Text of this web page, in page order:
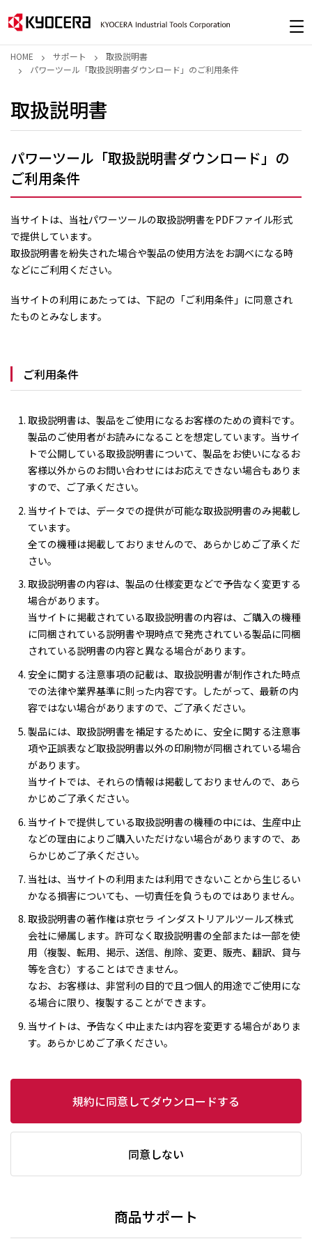
HOME サポート
取扱説明書
パワーツール「取扱説明書ダウンロード」のご利用条件
取扱説明書
パワーツール「取扱説明書ダウンロード」の
ご利用条件
当サイトは、当社パワーツールの取扱説明書をPDFファイル形式
で提供しています。
取扱説明書を紛失された場合や製品の使用方法をお調べになる時
などにご利用ください。
当サイトの利用にあたっては、下記の「ご利用条件」に同意され
たものとみなします。
ご利用条件
取扱説明書は、製品をご使用になるお客様のための資料です。
製品のご使用者がお読みになることを想定しています。当サイ
トで公開している取扱説明書について、製品をお使いになるお
客様以外からのお問い合わせにはお応えできない場合もありま
すので、ご了承ください。
当サイトでは、データでの提供が可能な取扱説明書のみ掲載し
ています。
全ての機種は掲載しておりませんので、あらかじめご了承くだ
さい。
取扱説明書の内容は、製品の仕様変更などで予告なく変更する
場合があります。
当サイトに掲載されている取扱説明書の内容は、ご購入の機種
に同梱されている説明書や現時点で発売されている製品に同梱
されている説明書の内容と異なる場合があります。
安全に関する注意事項の記載は、取扱説明書が制作された時点
での法律や業界基準に則った内容です。したがって、最新の内
容ではない場合がありますので、ご了承ください。
製品には、取扱説明書を補足するために、安全に関する注意事
項や正誤表など取扱説明書以外の印刷物が同梱されている場合
があります。
当サイトでは、それらの情報は掲載しておりませんので、あら
かじめご了承ください。
当サイトで提供している取扱説明書の機種の中には、生産中止
などの理由によりご購入いただけない場合がありますので、あ
らかじめご了承ください。
当社は、当サイトの利用または利用できないことから生じるい
かなる損害についても、一切責任を負うものではありません。
取扱説明書の著作権は京セラ インダストリアルツールズ株式
会社に帰属します。許可なく取扱説明書の全部または一部を使
用（複製、転用、掲示、送信、削除、変更、販売、翻訳、貸与
等を含む）することはできません。
なお、お客様は、非営利の目的で且つ個人的用途でご使用にな
る場合に限り、複製することができます。
当サイトは、予告なく中止または内容を変更する場合がありま
す。あらかじめご了承ください。
規約に同意してダウンロードする
同意しない
商品サポート